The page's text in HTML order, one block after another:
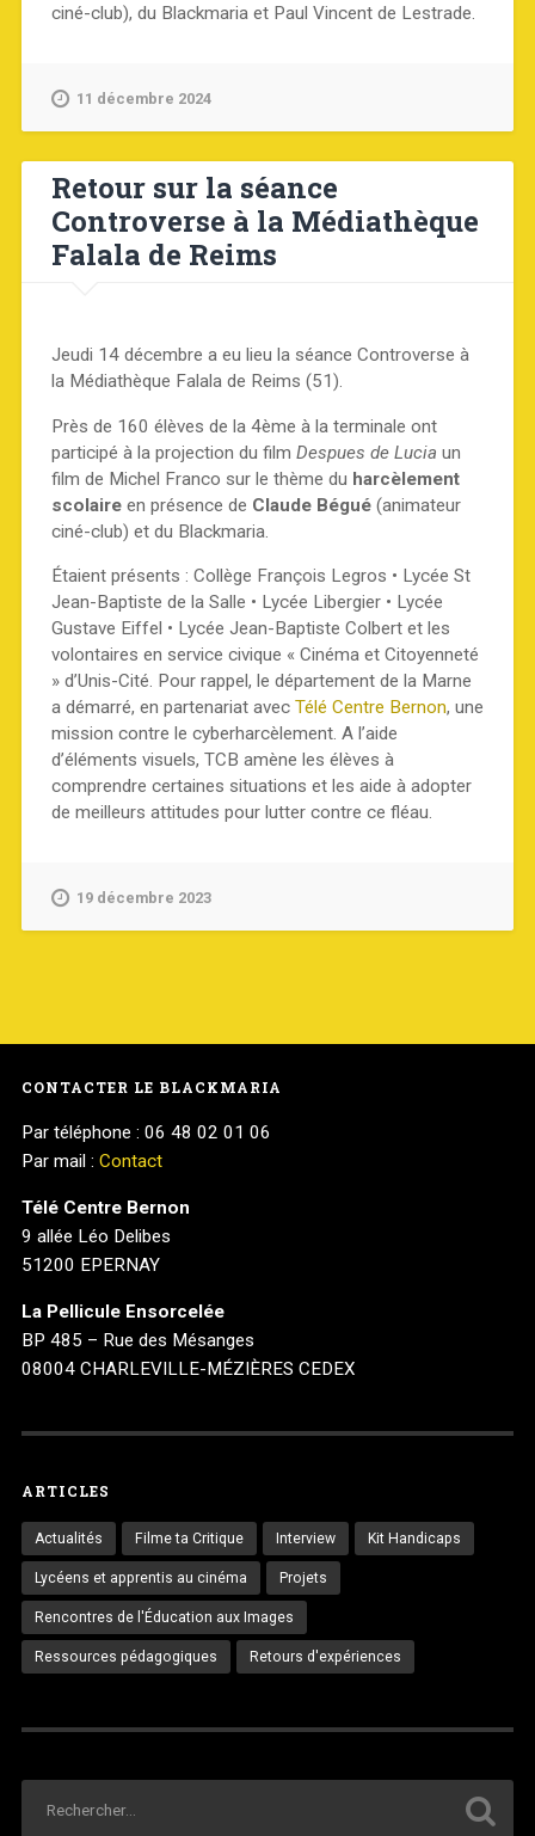
ciné-club), du Blackmaria et Paul Vincent de Lestrade.
11 décembre 2024
Retour sur la séance
Controverse à la Médiathèque
Falala de Reims
Jeudi 14 décembre a eu lieu la séance Controverse à
la Médiathèque Falala de Reims (51).
Près de 160 élèves de la 4ème à la terminale ont
participé à la projection du film Despues de Lucia un
film de Michel Franco sur le thème du harcèlement
scolaireen présence de Claude Bégué(animateur
ciné-club) et du Blackmaria.
Étaient présents : Collège François Legros • Lycée St
Jean-Baptiste de la Salle • Lycée Libergier • Lycée
Gustave Eiffel • Lycée Jean-Baptiste Colbert et les
volontaires en service civique « Cinéma et Citoyenneté
» d’Unis-Cité. Pour rappel, le département de la Marne
a démarré, en partenariat avec Télé Centre Bernon, une
mission contre le cyberharcèlement. A l’aide
d’éléments visuels, TCB amène les élèves à
comprendre certaines situations et les aide à adopter
de meilleurs attitudes pour lutter contre ce fléau.
19 décembre 2023
CONTACTER LE BLACKMARIA
Par téléphone : 06 48 02 01 06
Par mail : Contact
Télé Centre Bernon
9 allée Léo Delibes
51200 EPERNAY
La Pellicule Ensorcelée
BP 485 – Rue des Mésanges
08004 CHARLEVILLE-MÉZIÈRES CEDEX
ARTICLES
Actualités Filme ta Critique Interview Kit Handicaps
Lycéens et apprentis au cinéma Projets
Rencontres de l'Éducation aux Images
Ressources pédagogiques Retours d'expériences